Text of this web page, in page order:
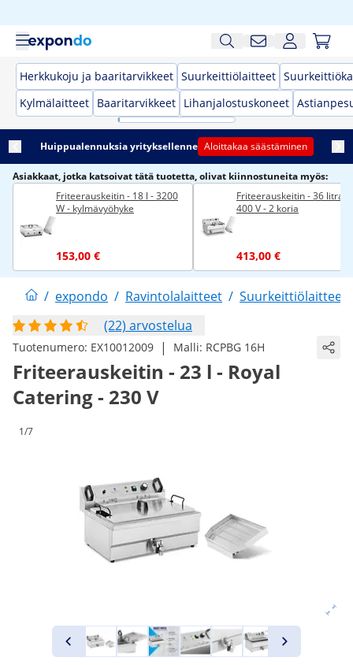
Herkkukoju ja baaritarvikkeet Suurkeittiölaitteet
Kylmälaitteet Baaritarvikkeet Lihanjalostuskoneet
Huippualennuksia yrityksellenne Aloittakaa säästäminen
Asiakkaat, jotka katsoivat tätä tuotetta, olivat kiinnostuneita myös:
Friteerauskeitin - 18 l - 3200
W - kylmävyöhyke
153,00 €
Friteerauskeitin - 36 litraa
400 V - 2 koria
413,00 €
/ expondo / Ravintolalaitteet / Suurkeittiölaitteet
(22) arvostelua
Tuotenumero: EX10012009 | Malli: RCPBG 16H
Friteerauskeitin - 23 l - Royal
Catering - 230 V
1/7